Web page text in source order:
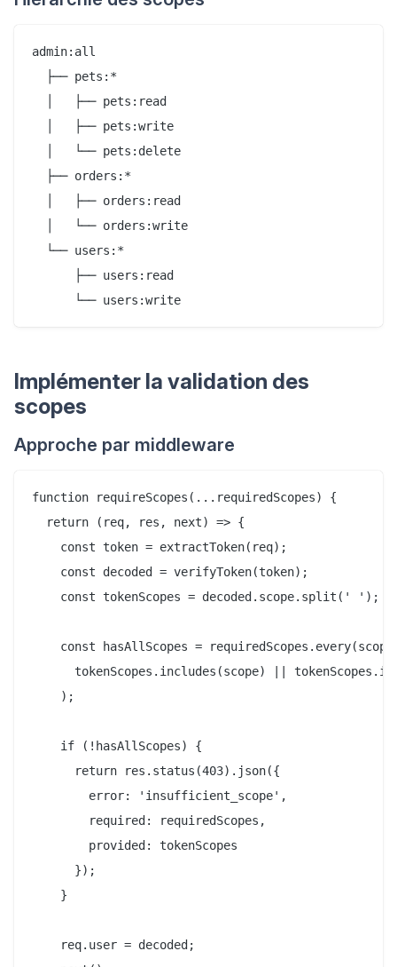
admin:all
  ├── pets:*
  │   ├── pets:read
  │   ├── pets:write
  │   └── pets:delete
  ├── orders:*
  │   ├── orders:read
  │   └── orders:write
  └── users:*
      ├── users:read
Implémenter la validation des
scopes
Approche par middleware
function requireScopes(...requiredScopes) {
  return (req, res, next) => {
    const token = extractToken(req);
    const decoded = verifyToken(token);
    const tokenScopes = decoded.scope.split(' ');
const hasAllScopes = requiredScopes.every(scope
tokenScopes.includes(scope) ||
    );
    if (!hasAllScopes) {
      return res.status(403).json({
        error: 'insufficient_scope',
        required: requiredScopes,
        provided: tokenScopes
      });
    }
    req.user = decoded;